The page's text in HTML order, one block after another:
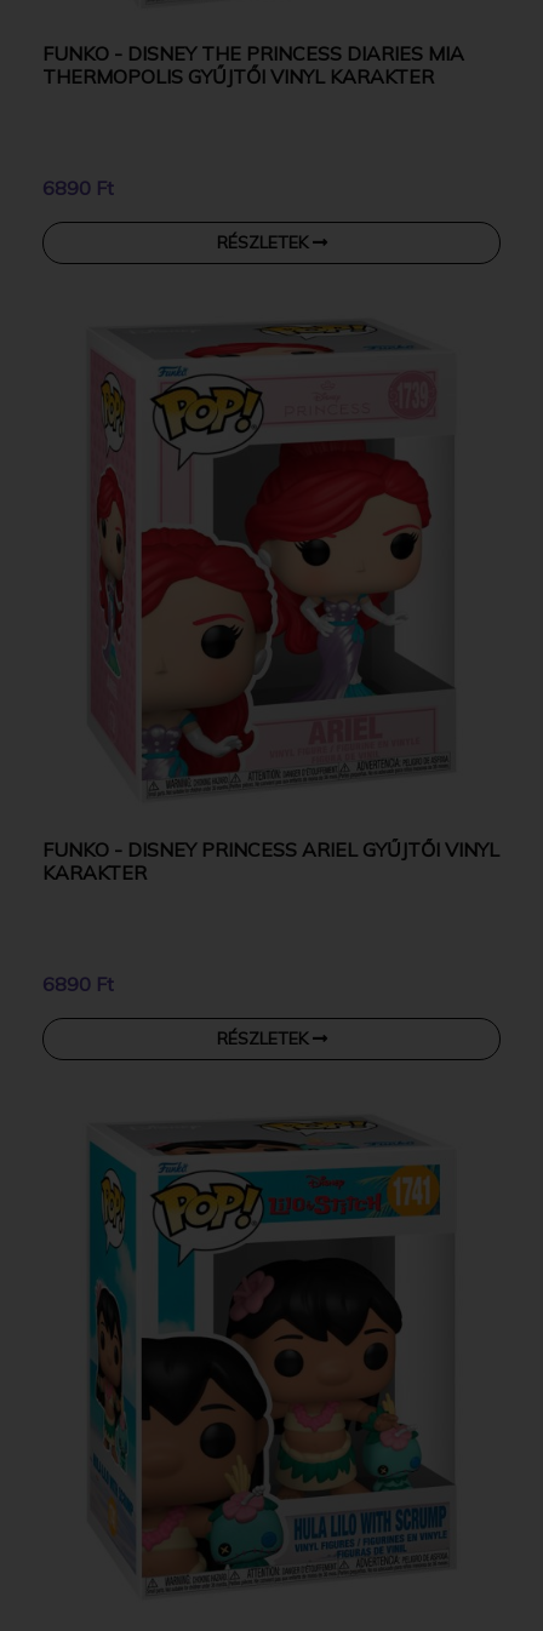
FUNKO - DISNEY THE PRINCESS DIARIES MIA
THERMOPOLIS GYŰJTŐI VINYL KARAKTER
6890 Ft
RÉSZLETEK
FUNKO - DISNEY PRINCESS ARIEL GYŰJTŐI VINYL
KARAKTER
6890 Ft
RÉSZLETEK